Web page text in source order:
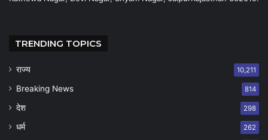
TRENDING TOPICS
राज्य 10,211
Breaking News 814
देश 298
धर्म 262